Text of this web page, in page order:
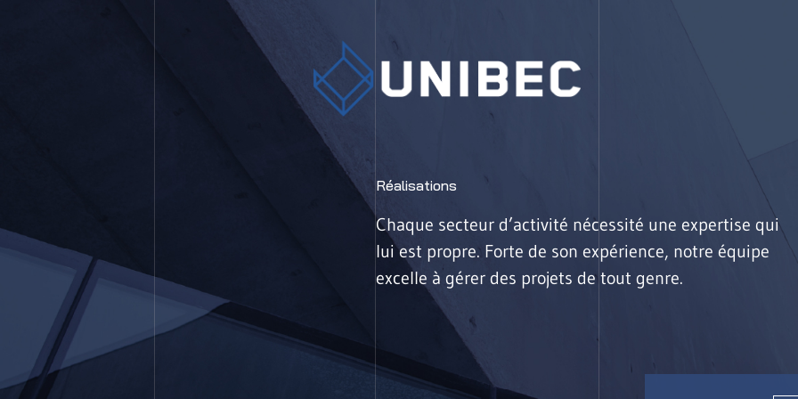
Réalisations
Chaque secteur d’activité nécessité une expertise qui
lui est propre. Forte de son expérience, notre équipe
excelle à gérer des projets de tout genre.